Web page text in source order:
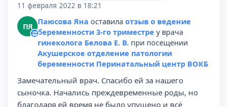
11 февраля 2022 в 18:21
ПЯ Паюсова Яна оставила отзыв о ведение
беременности 3-го триместре у врача
гинеколога Белова Е. В. при посещении
Акушерское отделение патологии
беременности Перинатальный центр ВОКБ
Замечательный врач. Спасибо ей за нашего
сыночка. Начались преждевременные роды, но
благодаря ей время не было упущено и всё